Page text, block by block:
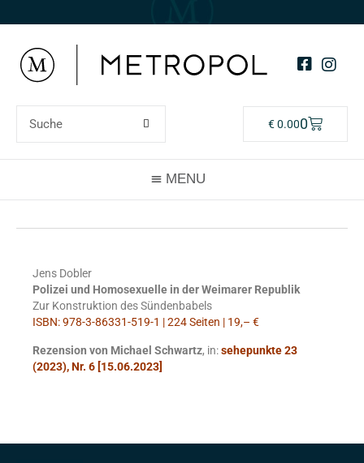
€0.000
Jens Dobler
Polizei und Homosexuelle in der Weimarer Republik
Zur Konstruktion des Sündenbabels
ISBN: 978-3-86331-519-1 | 224 Seiten | 19,– €
Rezension von Michael Schwartz, in:sehepunkte 23
(2023), Nr. 6 [15.06.2023]